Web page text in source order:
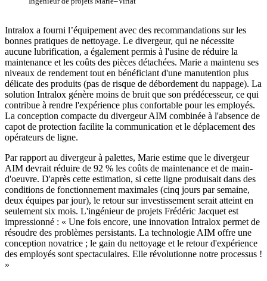
Intralox a fourni l’équipement avec des recommandations sur les
bonnes pratiques de nettoyage. Le divergeur, qui ne nécessite
aucune lubrification, a également permis à l'usine de réduire la
maintenance et les coûts des pièces détachées. Marie a maintenu ses
niveaux de rendement tout en bénéficiant d'une manutention plus
délicate des produits (pas de risque de débordement du nappage). La
solution Intralox génère moins de bruit que son prédécesseur, ce qui
contribue à rendre l'expérience plus confortable pour les employés.
La conception compacte du divergeur AIM combinée à l'absence de
capot de protection facilite la communication et le déplacement des
opérateurs de ligne.
Par rapport au divergeur à palettes, Marie estime que le divergeur
AIM devrait réduire de 92 % les coûts de maintenance et de main-
d'oeuvre. D'après cette estimation, si cette ligne produisait dans des
conditions de fonctionnement maximales (cinq jours par semaine,
deux équipes par jour), le retour sur investissement serait atteint en
seulement six mois. L'ingénieur de projets Frédéric Jacquet est
impressionné : « Une fois encore, une innovation Intralox permet de
résoudre des problèmes persistants. La technologie AIM offre une
conception novatrice ; le gain du nettoyage et le retour d'expérience
des employés sont spectaculaires. Elle révolutionne notre processus !
»